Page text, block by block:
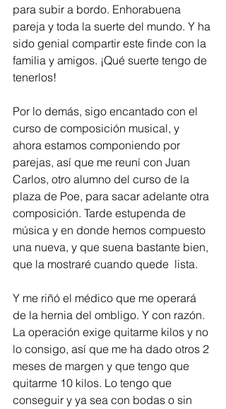
para subir a bordo. Enhorabuena
pareja y toda la suerte del mundo. Y ha
sido genial compartir este finde con la
familia y amigos. ¡Qué suerte tengo de
tenerlos!
Por lo demás, sigo encantado con el
curso de composición musical, y
ahora estamos componiendo por
parejas, así que me reuní con Juan
Carlos, otro alumno del curso de la
plaza de Poe, para sacar adelante otra
composición. Tarde estupenda de
música y en donde hemos compuesto
una nueva, y que suena bastante bien,
que la mostraré cuando quede  lista.
Y me riñó el médico que me operará
de la hernia del ombligo. Y con razón.
La operación exige quitarme kilos y no
lo consigo, así que me ha dado otros 2
meses de margen y que tengo que
quitarme 10 kilos. Lo tengo que
conseguir y ya sea con bodas o sin